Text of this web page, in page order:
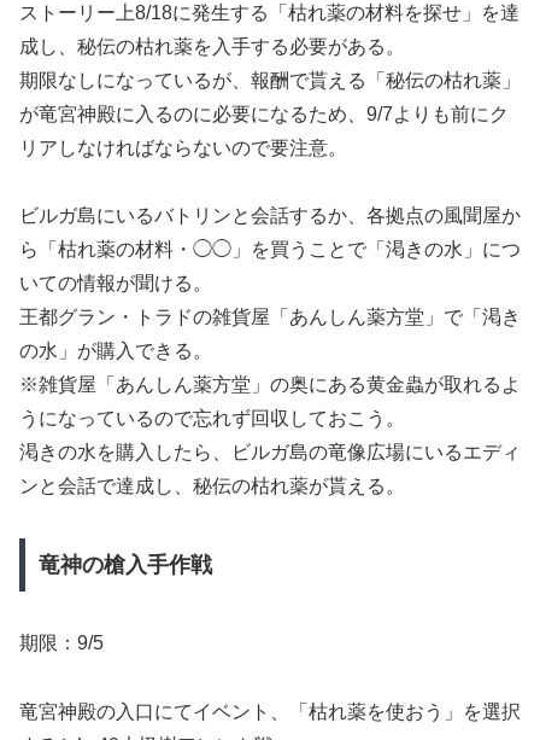
ストーリー上8/18に発生する「枯れ薬の材料を探せ」を達
成し、秘伝の枯れ薬を入手する必要がある。
期限なしになっているが、報酬で貰える「秘伝の枯れ薬」
が竜宮神殿に入るのに必要になるため、9/7よりも前にク
リアしなければならないので要注意。
ビルガ島にいるバトリンと会話するか、各拠点の風聞屋か
ら「枯れ薬の材料・◯◯」を買うことで「渇きの水」につ
いての情報が聞ける。
王都グラン・トラドの雑貨屋「あんしん薬方堂」で「渇き
の水」が購入できる。
※雑貨屋「あんしん薬方堂」の奥にある黄金蟲が取れるよ
うになっているので忘れず回収しておこう。
渇きの水を購入したら、ビルガ島の竜像広場にいるエディ
ンと会話で達成し、秘伝の枯れ薬が貰える。
竜神の槍入手作戦
期限：9/5
竜宮神殿の入口にてイベント、「枯れ薬を使おう」を選択